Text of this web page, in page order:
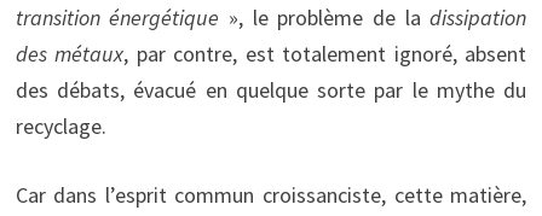
transition énergétique », le problème de ladissipation
des métaux, par contre, est totalement ignoré, absent
des débats, évacué en quelque sorte par le mythe du
recyclage.
Car dans l’esprit commun croissanciste, cette matière,